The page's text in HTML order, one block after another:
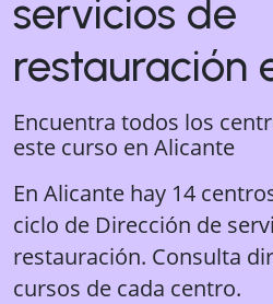
servicios de
restauración
Encuentra todos los
este curso en Alicante
En Alicante hay 14
ciclo de Dirección de
restauración. Consulta
cursos de cada centro.